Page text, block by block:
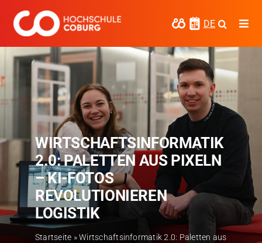
Inhalt
springen
DE
Studieren
Forschen
Kooperieren
Hochschule Coburg
Regionalentwicklung
Entdecke die Region
Informationen für …
WIRTSCHAFTSINFORMATIK
2.0: PALETTEN AUS PIXELN
– KI-FOTOS
REVOLUTIONIEREN
LOGISTIK
Startseite »Wirtschaftsinformatik 2.0: Paletten aus